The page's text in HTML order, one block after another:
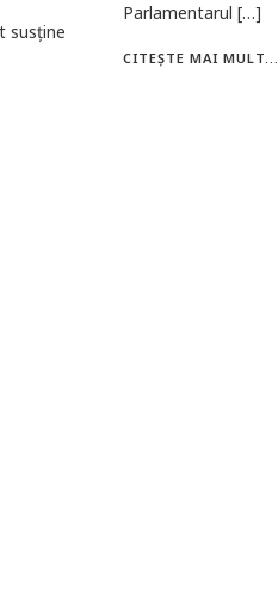
susține
Parlamentarul […]
CITEȘTE MAI MULT...